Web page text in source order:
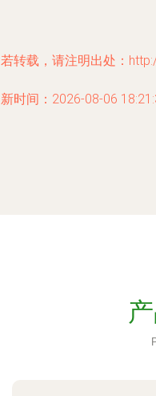
转载，请注明出处：
时间：2026-08-06